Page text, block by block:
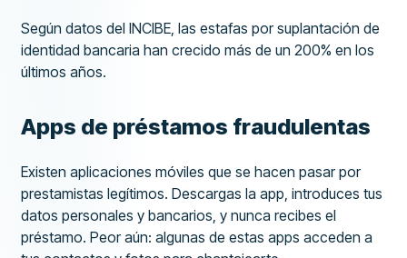
Según datos del INCIBE, las estafas por suplantación de
identidad bancaria han crecido más de un 200% en los
últimos años.
Apps de préstamos fraudulentas
Existen aplicaciones móviles que se hacen pasar por
prestamistas legítimos. Descargas la app, introduces tus
datos personales y bancarios, y nunca recibes el
préstamo. Peor aún: algunas de estas apps acceden a